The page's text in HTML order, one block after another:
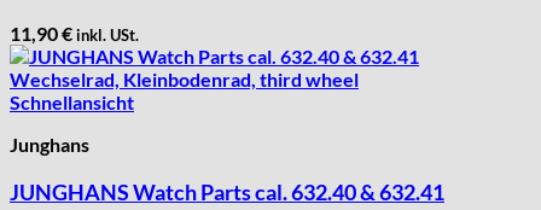
11,90€inkl. USt.
Schnellansicht
Junghans
JUNGHANS Watch Parts cal. 632.40 & 632.41